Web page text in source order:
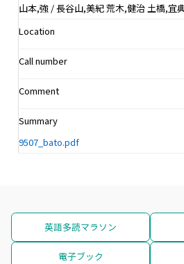
山本,強 / 長谷山,美紀 荒木,健治 土橋,宜
Location
Call number
Comment
Summary
9507_bato.pdf
英語多読マラソン
電子ブック